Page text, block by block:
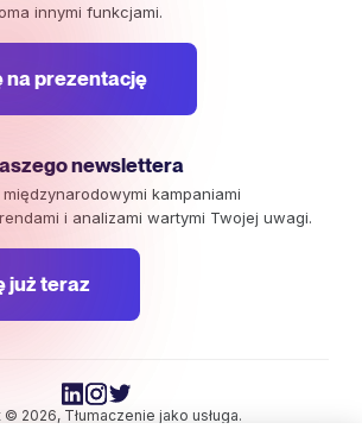
innymi funkcjami.
na prezentację
newslettera
kampaniami
i analizami wartymi Twojej uwagi.
już teraz
2026, Tłumaczenie jako usługa.